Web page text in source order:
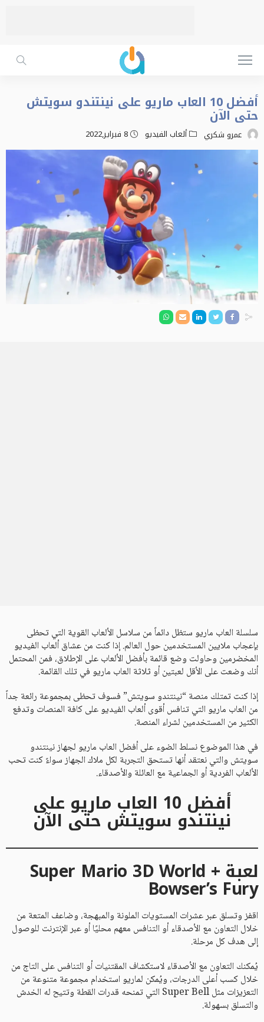
أفضل 10 العاب ماريو على نينتندو سويتش
حتى الآن
عمرو شكري ألعاب الفيديو 8 فبراير,2022
سلسلة العاب ماريو ستظل دائماً من سلاسل الألعاب القوية التي تحظى
بإعجاب ملايين المستخدمين حول العالم. إذا كنت من عشاق ألعاب الفيديو
المخضرمين وحاولت وضع قائمة بأفضل الألعاب على الإطلاق، فمن المحتمل
أنك وضعت على الأقل لعبتين أو ثلاثة العاب ماريو في تلك القائمة.
إذا كنت تمتلك منصة “نينتندو سويتش” فسوف تحظى بمجموعة رائعة جداً
من العاب ماريو التي تنافس أقوى ألعاب الفيديو على كافة المنصات وتدفع
الكثير من المستخدمين لشراء المنصة.
في هذا الموضوع نسلط الضوء على أفضل العاب ماريو لجهاز نينتندو
سويتش والتي نعتقد أنها تستحق التجربة لكل ملاك الجهاز سواءً كنت تحب
الألعاب الفردية أو الجماعية مع العائلة والأصدقاء.
أفضل 10 العاب ماريو على
نينتندو سويتش حتى الآن
لعبة Super Mario 3D World +
Bowser’s Fury
اقفز وتسلق عبر عشرات المستويات الملونة والمبهجة، وضاعف المتعة من
خلال التعاون مع الأصدقاء أو التنافس معهم محليًا أو عبر الإنترنت للوصول
إلى هدف كل مرحلة.
يُمكنك التعاون مع الأصدقاء لاستكشاف المقتنيات أو التنافس على التاج من
خلال كسب أعلى الدرجات، ويُمكن لماريو استخدام مجموعة متنوعة من
التعزيزات مثل Super Bell التي تمنحه قدرات القطة وتتيح له الخدش
والتسلق بسهولة.